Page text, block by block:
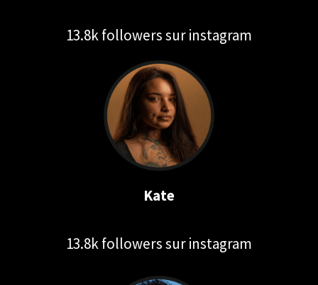
13.8k followers sur instagram
Kate
13.8k followers sur instagram